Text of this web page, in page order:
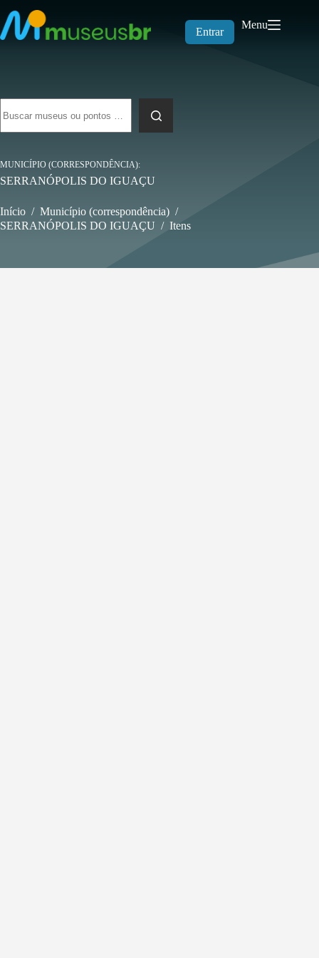
para
o
conteúdo
Entrar
Menu
resultados
MUNICÍPIO (CORRESPONDÊNCIA)
SERRANÓPOLIS DO IGUAÇU
Início / Município (correspondência) /
SERRANÓPOLIS DO IGUAÇU / Itens